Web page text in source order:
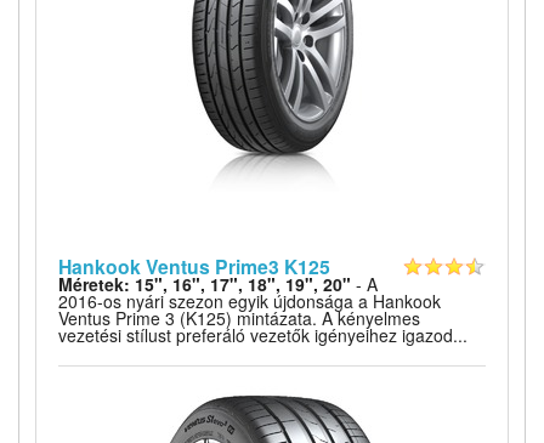
Hankook Ventus Prime3 K125
Méretek: 15", 16", 17", 18", 19", 20" - A
2016-os nyári szezon egyik újdonsága a Hankook
Ventus Prime 3 (K125) mintázata. A kényelmes
vezetési stílust preferáló vezetők igényeihez igazod...